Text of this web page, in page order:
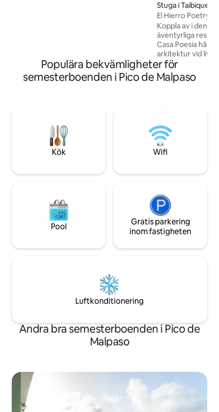
Stuga i Taibique
El Hierro Poetry
Writer's Retreat
Koppla av i
äventyrliga
Casa Poesía
arkitektur vid liv;
enbärsspån och
utgör en
ett poetiskt hem. Byggt av mina
konstnärer. En
en perfekt
Populära bekvämligheter för
semesterboenden i Pico de Malpaso
Kök Wifi
Pool
Gratis parkering
inom fastigheten
Luftkonditionering
Andra bra semesterboenden i Pico de
Malpaso